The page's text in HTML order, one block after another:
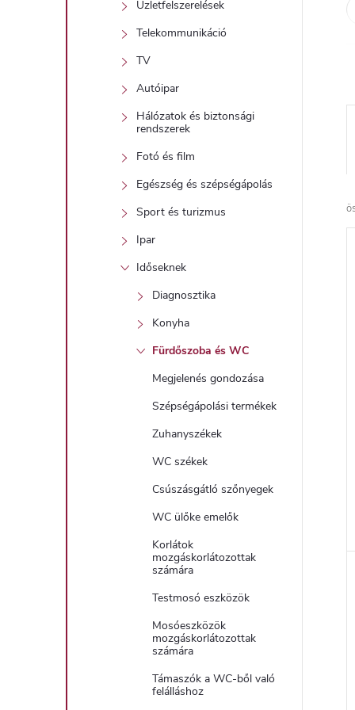
Üzletfelszerelések
Telekommunikáció
TV
Autóipar
Hálózatok és biztonsági
rendszerek
Fotó és film
Egészség és szépségápolás
Sport és turizmus
Ipar
Időseknek
Diagnosztika
Konyha
Fürdőszoba és WC
Megjelenés gondozása
Szépségápolási termékek
Zuhanyszékek
WC székek
Csúszásgátló szőnyegek
WC ülőke emelők
Korlátok
mozgáskorlátozottak
számára
Testmosó eszközök
Mosóeszközök
mozgáskorlátozottak
számára
Támaszók a WC-ből való
felálláshoz
e
l